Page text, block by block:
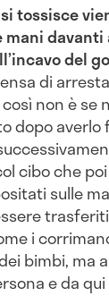
tossisce
davanti
del
di
non è se
dopo averlo
cibo che
sulle
i
bimbi, ma
e da